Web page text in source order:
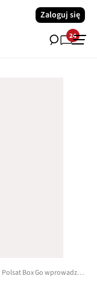
Zaloguj się
24
Polsat Box i Polsat Box Go wprowadzają cztery nowe kanały 4K